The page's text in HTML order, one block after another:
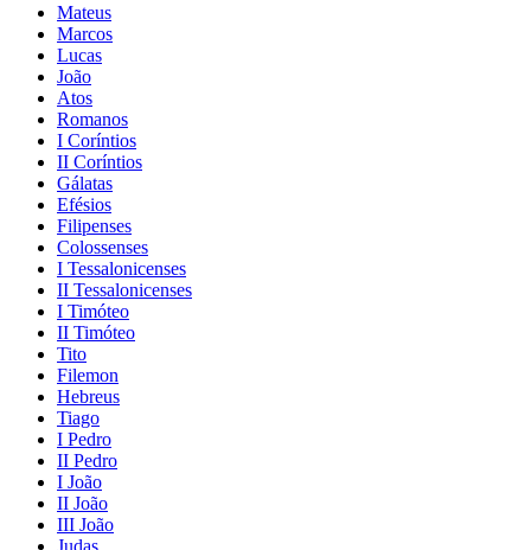
Mateus
Marcos
Lucas
João
Atos
Romanos
I Coríntios
II Coríntios
Gálatas
Efésios
Filipenses
Colossenses
I Tessalonicenses
II Tessalonicenses
I Timóteo
II Timóteo
Tito
Filemon
Hebreus
Tiago
I Pedro
II Pedro
I João
II João
III João
Judas